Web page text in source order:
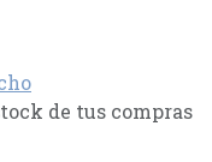
de tus compras